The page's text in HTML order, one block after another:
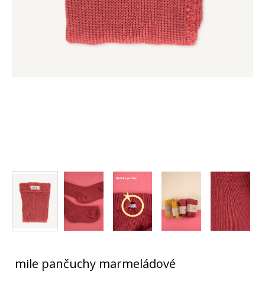
mile pančuchy marmeládové